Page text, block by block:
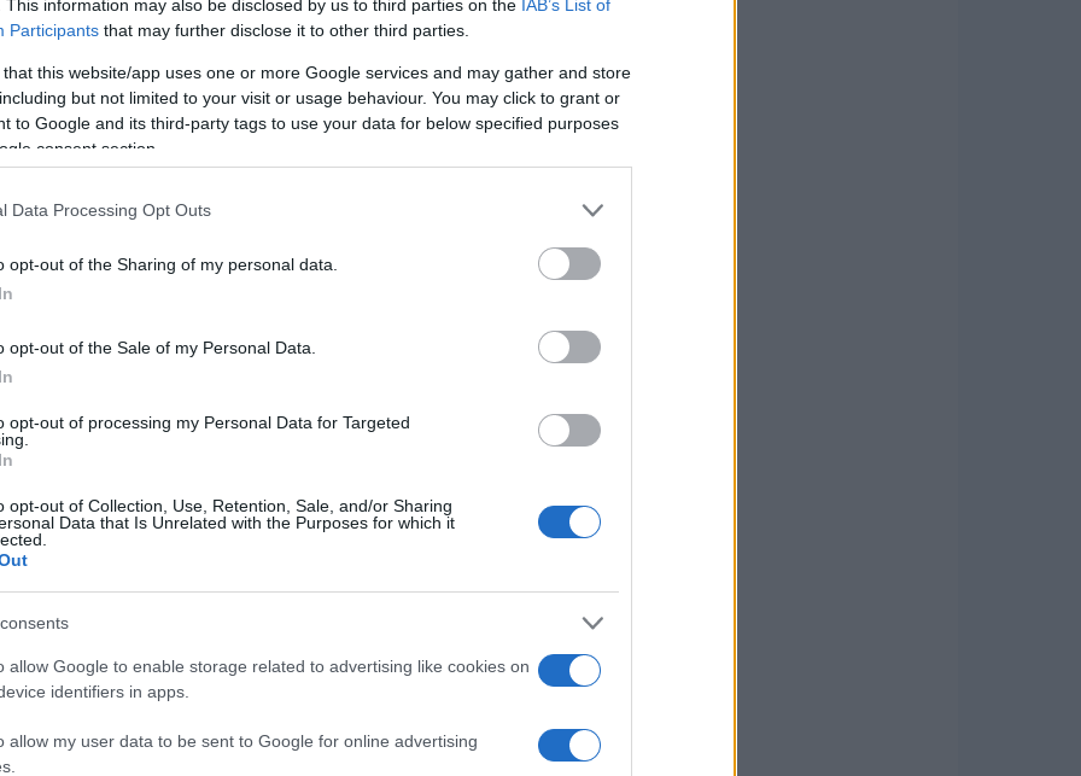
This information may also be disclosed by us to third parties on the IAB’s List of
Participants that may further disclose it to other third parties.
that this website/app uses one or more Google services and may gather and store
but not limited to your visit or usage behaviour. You may click to grant or
to Google and its third-party tags to use your data for below specified purposes
consent section.
Data Processing Opt Outs
opt-out of the Sharing of my personal data.
opt-out of the Sale of my Personal Data.
opt-out of processing my Personal Data for Targeted
opt-out of Collection, Use, Retention, Sale, and/or Sharing
Data that Is Unrelated with the Purposes for which it
allow Google to enable storage related to advertising like cookies on
identifiers in apps.
allow my user data to be sent to Google for online advertising
a concentrarci sulla morte e sulla
e gravità degli incendi e di altri disastri,
in cui i loro costi si riversano sul il sistema
il problema. I loro danni senza
di assicurazione, che hanno aumentato i
ad alto rischio e
, deprimendo i valori delle proprietà. Questo